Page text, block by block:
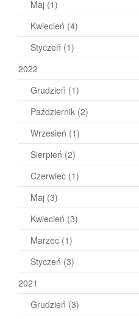
Maj (1)
Kwiecień (4)
Styczeń (1)
2022
Grudzień (1)
Październik (2)
Wrzesień (1)
Sierpień (2)
Czerwiec (1)
Maj (3)
Kwiecień (3)
Marzec (1)
Styczeń (3)
2021
Grudzień (3)